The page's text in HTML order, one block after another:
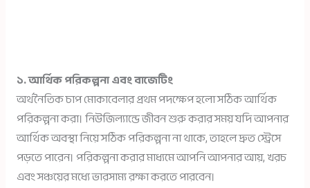
১. আর্থিক পরিকল্পনা এবং বাজেটিং
অর্থনৈতিক চাপ মোকাবেলার প্রথম পদক্ষেপ হলো সঠিক আর্থিক
পরিকল্পনা করা। নিউজিল্যান্ডে জীবন শুরু করার সময় যদি আপনার
আর্থিক অবস্থা নিয়ে সঠিক পরিকল্পনা না থাকে, তাহলে দ্রুত স্ট্রেসে
পড়তে পারেন। পরিকল্পনা করার মাধ্যমে আপনি আপনার আয়, খরচ
এবং সঞ্চয়ের মধ্যে ভারসাম্য রক্ষা করতে পারবেন।